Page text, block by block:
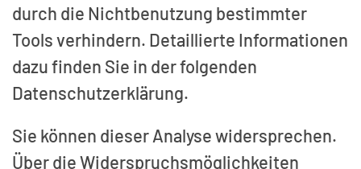
durch die Nichtbenutzung bestimmter
Tools verhindern. Detaillierte Informationen
dazu finden Sie in der folgenden
Datenschutzerklärung.
Sie können dieser Analyse widersprechen.
Über die Widerspruchsmöglichkeiten